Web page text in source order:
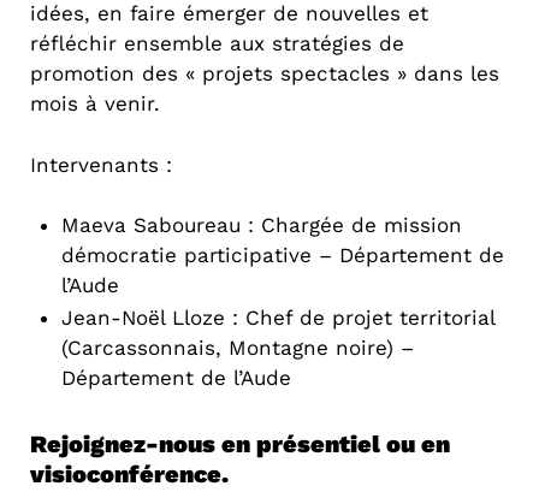
idées, en faire émerger de nouvelles et
réfléchir ensemble aux stratégies de
promotion des « projets spectacles » dans les
mois à venir.
Intervenants :
Maeva Saboureau : Chargée de mission
démocratie participative – Département de
l’Aude
Jean-Noël Lloze : Chef de projet territorial
(Carcassonnais, Montagne noire) –
Département de l’Aude
Rejoignez-nous en présentiel ou en
visioconférence.